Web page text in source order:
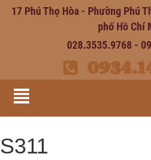
17 Phú Thọ Hòa - Phường Phú
phố Hồ Chí
028.3535.9768 -
S311